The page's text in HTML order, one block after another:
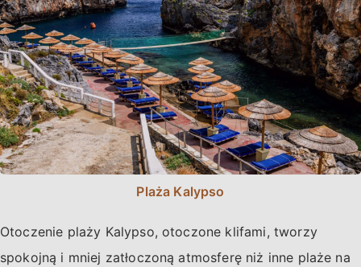
Plaża Kalypso
Otoczenie plaży Kalypso, otoczone klifami, tworzy
spokojną i mniej zatłoczoną atmosferę niż inne plaże na